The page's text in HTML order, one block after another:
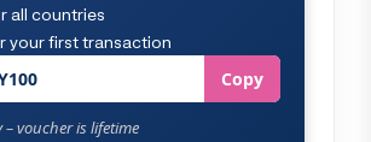
all countries
your first transaction
Copy
– voucher is lifetime